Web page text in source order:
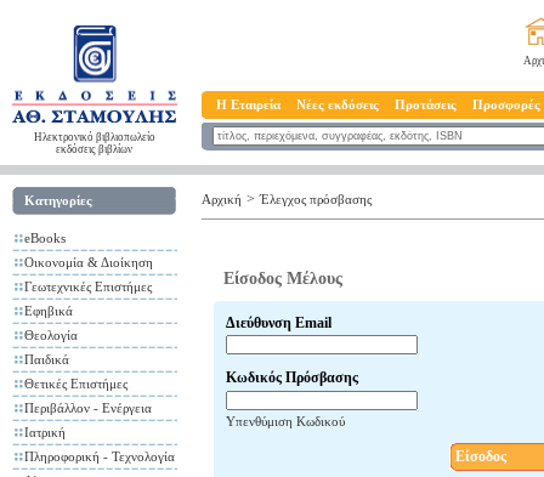
Ηλεκτρονικό βιβλιοπωλείο
εκδόσεις βιβλίων
Η Εταιρεία Νέες εκδόσεις Προτάσεις Προσφορές
Κατηγορίες
eBooks
Οικονομία & Διοίκηση
Γεωτεχνικές Επιστήμες
Εφηβικά
Θεολογία
Παιδικά
Θετικές Επιστήμες
Περιβάλλον - Ενέργεια
Ιατρική
Πληροφορική - Τεχνολογία
Αρχική > Έλεγχος πρόσβασης
Είσοδος Μέλους
Διεύθυνση Email
Κωδικός Πρόσβασης
Υπενθύμιση Κωδικού
Είσοδος